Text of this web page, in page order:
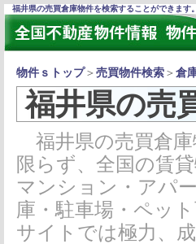
福井県の売買倉庫物件を検索することができます。
物件ｓトップ＞ 売買物件検索 ＞ 倉
福井県の売
福井県の売買倉庫
限らず、全国の賃
マンション・アパ
庫・駐車場・ペッ
サイトでは極力、